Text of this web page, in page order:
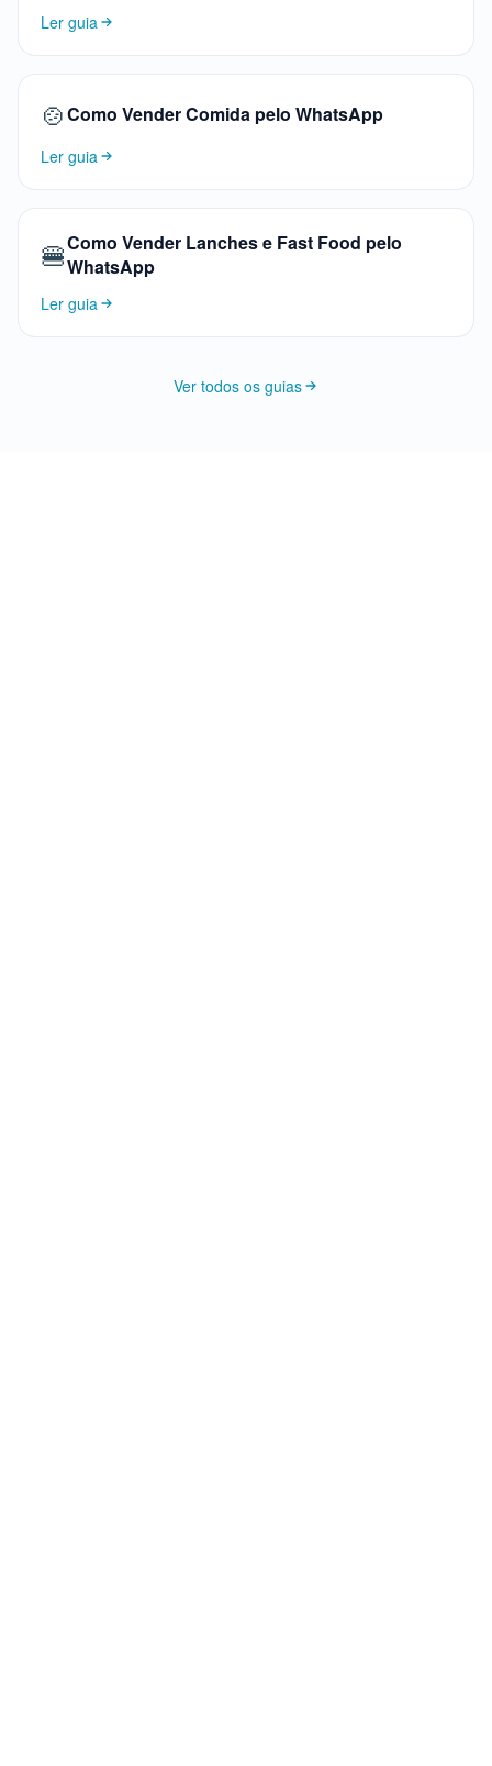
Ler guia
🍲Como Vender Comida pelo WhatsApp
Ler guia
🍔Como Vender Lanches e Fast Food pelo
WhatsApp
Ler guia
Ver todos os guias